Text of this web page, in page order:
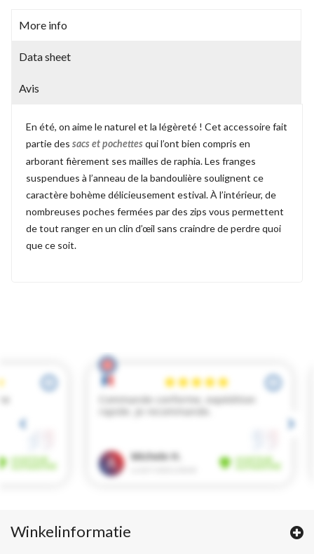
More info
Data sheet
Avis
En été, on aime le naturel et la légèreté ! Cet accessoire fait
partie des sacs et pochettes qui l’ont bien compris en
arborant fièrement ses mailles de raphia. Les franges
suspendues à l’anneau de la bandoulière soulignent ce
caractère bohème délicieusement estival. À l’intérieur, de
nombreuses poches fermées par des zips vous permettent
de tout ranger en un clin d’œil sans craindre de perdre quoi
que ce soit.
Winkelinformatie